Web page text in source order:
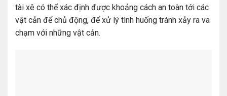
tài xê có thể xác định được khoảng cách an toàn tới các
vật cản để chủ động, để xử lý tình huống tránh xảy ra va
chạm với những vật cản.